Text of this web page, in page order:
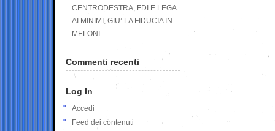
CENTRODESTRA, FDI E LEGA
AI MINIMI, GIU’ LA FIDUCIA IN
MELONI
Commenti recenti
Log In
Accedi
Feed dei contenuti